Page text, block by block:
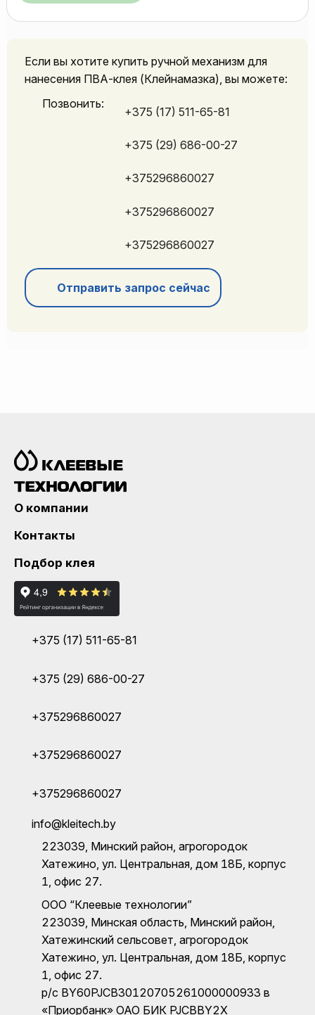
Если вы хотите купить ручной механизм для
нанесения ПВА-клея (Клейнамазка), вы можете:
Позвонить:
+375 (17) 511-65-81
+375 (29) 686-00-27
+375296860027
+375296860027
+375296860027
Отправить запрос сейчас
О компании
Контакты
Подбор клея
+375 (17) 511-65-81
+375 (29) 686-00-27
+375296860027
+375296860027
+375296860027
info@kleitech.by
223039, Минский район, агрогородок
Хатежино, ул. Центральная, дом 18Б, корпус
1, офис 27.
ООО “Клеевые технологии”
223039, Минская область, Минский район,
Хатежинский сельсовет, агрогородок
Хатежино, ул. Центральная, дом 18Б, корпус
1, офис 27.
р/с BY60PJCB30120705261000000933 в
«Приорбанк» ОАО БИК PJCBBY2X